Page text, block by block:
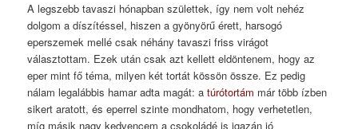
A legszebb tavaszi hónapban születtek, így nem volt nehéz
dolgom a díszítéssel, hiszen a gyönyörű érett, harsogó
eperszemek mellé csak néhány tavaszi friss virágot
választottam. Ezek után csak azt kellett eldöntenem, hogy az
eper mint fő téma, milyen két tortát kössön össze. Ez pedig
nálam legalábbis hamar adta magát: a túrótortám már több ízben
sikert aratott, és eperrel szinte mondhatom, hogy verhetetlen,
míg másik nagy kedvencem a csokoládé is igazán jó